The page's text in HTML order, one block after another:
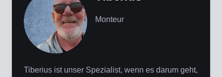
Monteur
Tiberius ist unser Spezialist, wenn es darum geht,